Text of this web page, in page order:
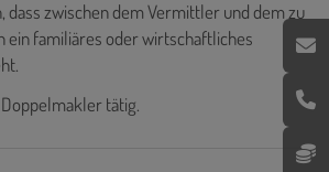
dass zwischen dem Vermittler und dem zu
familiäres oder wirtschaftliches
tätig.